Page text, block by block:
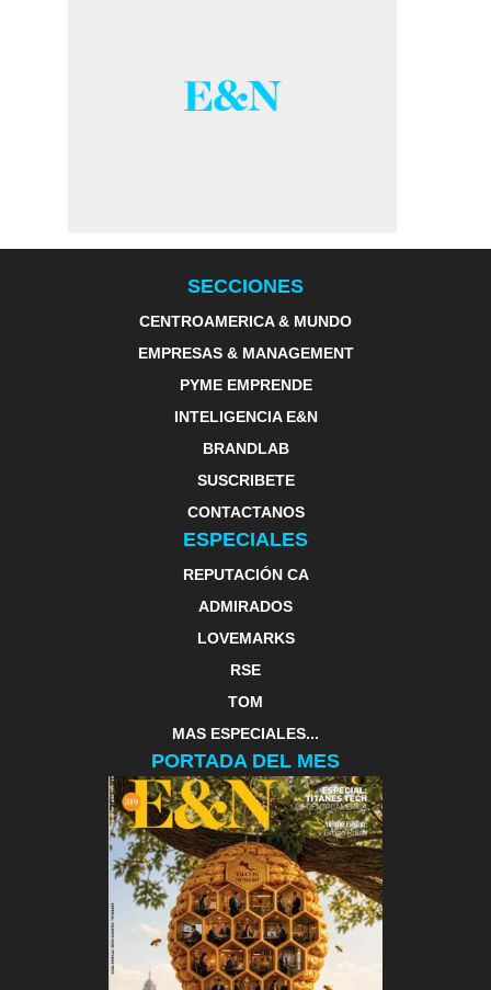
SECCIONES
CENTROAMERICA & MUNDO
EMPRESAS & MANAGEMENT
PYME EMPRENDE
INTELIGENCIA E&N
BRANDLAB
SUSCRIBETE
CONTACTANOS
ESPECIALES
REPUTACIÓN CA
ADMIRADOS
LOVEMARKS
RSE
TOM
MAS ESPECIALES...
PORTADA DEL MES